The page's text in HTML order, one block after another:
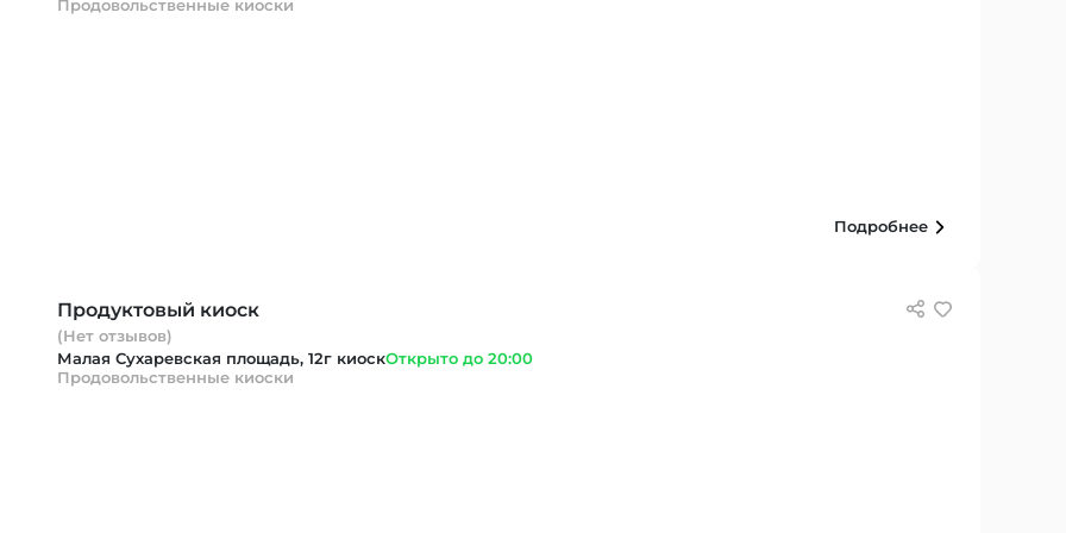
Продовольственные киоски
Подробнее
Продуктовый киоск
(Нет отзывов)
Малая Сухаревская площадь, 12г киоскОткрыто до 20:00
Продовольственные киоски